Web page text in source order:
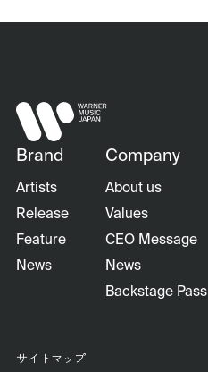
Brand
Artists
Release
Feature
News
Company
About us
Values
CEO Message
News
Backstage Pass
サイトマップ